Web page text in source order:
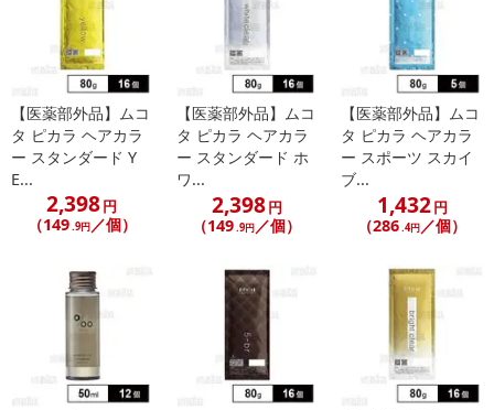
【医薬部外品】ムコ
タ ピカラ ヘアカラ
ー スタンダード Y
E...
2,398円
（149.9円／個）
【医薬部外品】ムコ
タ ピカラ ヘアカラ
ー スタンダード ホ
ワ...
2,398円
（149.9円／個）
【医薬部外品】ムコ
タ ピカラ ヘアカラ
ー スポーツ スカイ
ブ...
1,432円
（286.4円／個）